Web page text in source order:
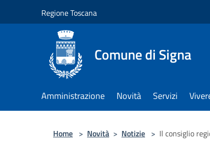
Regione Toscana
Comune di Signa
Amministrazione Novità Servizi
Home > Novità > Notizie > Il consiglio